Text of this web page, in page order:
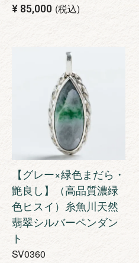
¥ 85,000 税込
【グレー×緑色まだら・
艶良し】（高品質濃緑
色ヒスイ）糸魚川天然
翡翠シルバーペンダン
ト
SV0360